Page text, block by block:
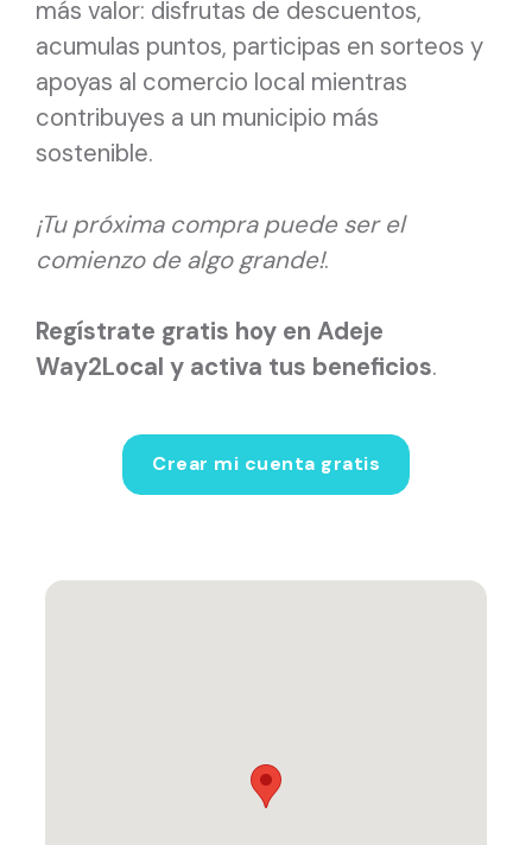
más valor: disfrutas de descuentos,
acumulas puntos, participas en sorteos y
apoyas al comercio local mientras
contribuyes a un municipio más
sostenible.
¡Tu próxima compra puede ser el
comienzo de algo grande!.
Regístrate gratis hoy en Adeje
Way2Local y activa tus beneficios.
Crear mi cuenta gratis